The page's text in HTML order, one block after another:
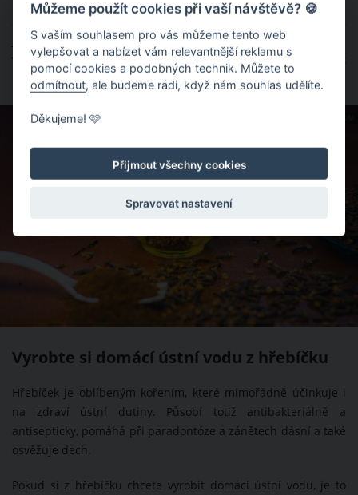
Solný roztok je takřka stejně účinný jako některé ústní vody,
jež obsahují látky typu chlorhexidin. Když si budete horkou
vodou se solí pravidelně vyplachovat pusu, snížíte počet
bakterií v ústní dutině a omezíte tak tvorbu zubního plaku.
Vyrobte si domácí ústní vodu z hřebíčku
Hřebíček je oblíbeným kořením, které mimořádně účinkuje i
na zdraví ústní dutiny. Působí totiž antibakteriálně a
antisepticky, pomáhá při paradontóze a zánětech dásní a také
osvěžuje dech.
Pokud si z hřebíčku chcete vyrobit domácí ústní vodu, je to
Můžeme použít cookies při vaší návštěvě? 🍪
S vaším souhlasem pro vás můžeme tento web
vylepšovat a nabízet vám relevantnější reklamu s
pomocí cookies a podobných technik. Můžete to
odmítnout, ale budeme rádi, když nám souhlas udělíte.
Děkujeme! 🩷
Přijmout všechny cookies
Spravovat nastavení